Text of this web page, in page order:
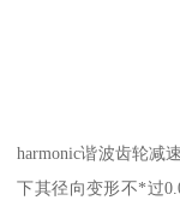
harmonic谐波齿轮减
下其径向变形不*过